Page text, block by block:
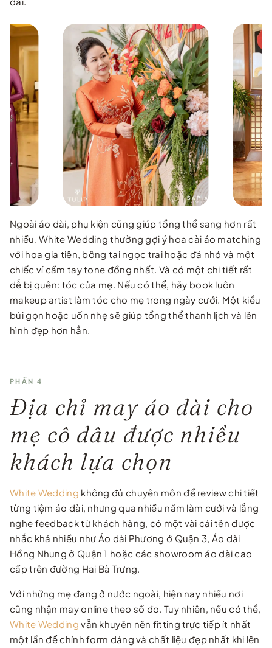
Ngoài áo dài, phụ kiện cũng giúp tổng thể sang hơn rất
nhiều. White Wedding thường gợi ý hoa cài áo matching
với hoa gia tiên, bông tai ngọc trai hoặc đá nhỏ và một
chiếc ví cầm tay tone đồng nhất. Và có một chi tiết rất
dễ bị quên: tóc của mẹ. Nếu có thể, hãy book luôn
makeup artist làm tóc cho mẹ trong ngày cưới. Một kiểu
búi gọn hoặc uốn nhẹ sẽ giúp tổng thể thanh lịch và lên
hình đẹp hơn hẳn.
PHẦN 4
Địa chỉ may áo dài cho
mẹ cô dâu được nhiều
khách lựa chọn
White Wedding không đủ chuyên môn để review chi tiết
từng tiệm áo dài, nhưng qua nhiều năm làm cưới và lắng
nghe feedback từ khách hàng, có một vài cái tên được
nhắc khá nhiều như Áo dài Phương ở Quận 3, Áo dài
Hồng Nhung ở Quận 1 hoặc các showroom áo dài cao
cấp trên đường Hai Bà Trưng.
Với những mẹ đang ở nước ngoài, hiện nay nhiều nơi
cũng nhận may online theo số đo. Tuy nhiên, nếu có thể,
White Weddingvẫn khuyên nên fitting trực tiếp ít nhất
một lần để chỉnh form dáng và chất liệu đẹp nhất khi lên